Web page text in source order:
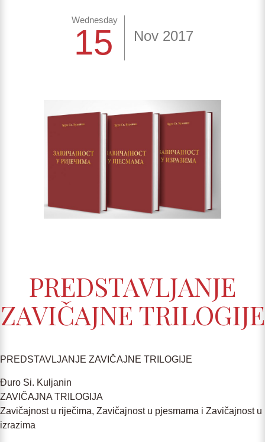
Wednesday
15 Nov 2017
PREDSTAVLJANJE
ZAVIČAJNE TRILOGIJE
PREDSTAVLJANJE ZAVIČAJNE TRILOGIJE
Đuro Si. Kuljanin
ZAVIČAJNA TRILOGIJA
Zavičajnost u riječima, Zavičajnost u pjesmama i Zavičajnost u
izrazima